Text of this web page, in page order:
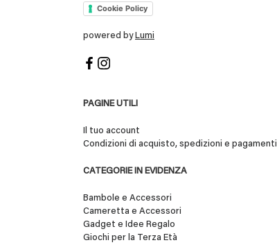
Cookie Policy
powered by Lumi
PAGINE UTILI
Il tuo account
Condizioni di acquisto, spedizioni e pagamenti
CATEGORIE IN EVIDENZA
Bambole e Accessori
Cameretta e Accessori
Gadget e Idee Regalo
Giochi per la Terza Età